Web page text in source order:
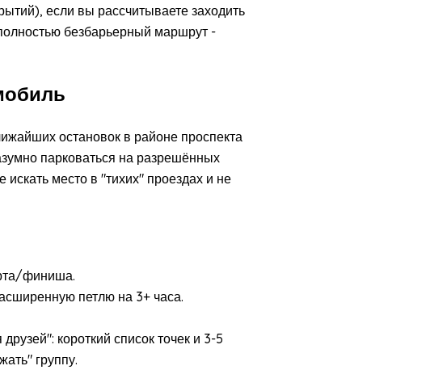
если вы рассчитываете заходить
безбарьерный маршрут -
остановок в районе проспекта
парковаться на разрешённых
место в "тихих" проездах и не
финиша.
петлю на 3+ часа.
друзей": короткий список точек и 3-5
группу.